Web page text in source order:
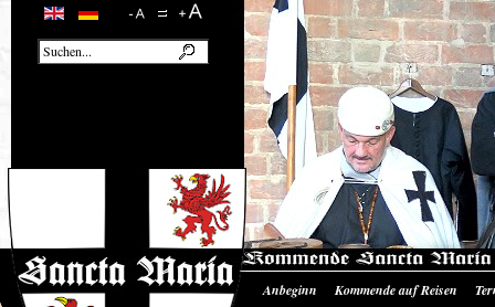
Anbeginn Kommende auf Reisen